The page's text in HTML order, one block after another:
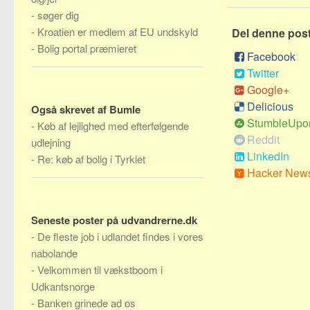
Del denne
Facebook
Twitter
Google+
Delicious
Reddit
LinkedIn
Hacker
-søger dig
- Kroatien er medlem af EU undskyld
- Bolig portal præmieret
Også skrevet af Bumle
- Køb af lejlighed med efterfølgende
udlejning
- Re: køb af bolig i Tyrkiet
Seneste poster på udvandrerne.dk
- De fleste job i udlandet findes i vores
nabolande
-Velkommen til vækstboom i
Udkantsnorge
- Banken grinede ad os